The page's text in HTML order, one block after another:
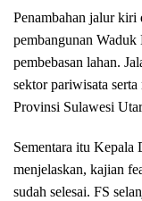
Penambahan jalur kiri
pembangunan
pembebasan lahan.
sektor pariwisata
Provinsi Sulawesi
Sementara itu
menjelaskan, kajian
sudah selesai. FS